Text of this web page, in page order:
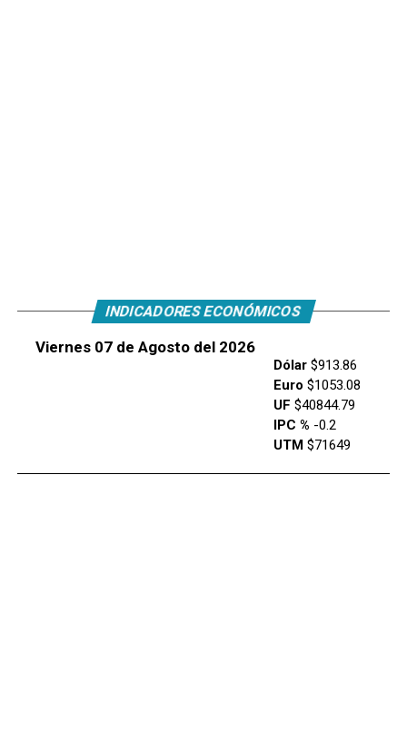
INDICADORES ECONÓMICOS
Viernes 07 de Agosto del 2026
Dólar$913.86
Euro $1053.08
UF $40844.79
IPC % -0.2
UTM $71649